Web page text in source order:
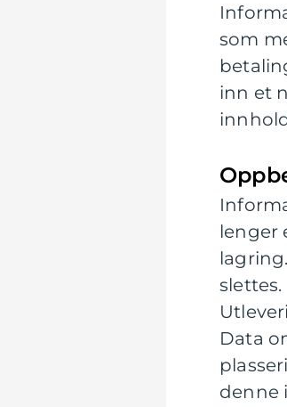
som
inn et
lenger
slettes.
Data
denne